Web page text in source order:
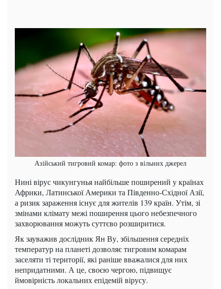
Азійський тигровий комар: фото з вільних джерел
Нині вірус чикунгунья найбільше поширений у країнах
Африки, Латинської Америки та Південно-Східної Азії,
а ризик зараження існує для жителів 139 країн. Утім, зі
змінами клімату межі поширення цього небезпечного
захворювання можуть суттєво розширитися.
Як зауважив дослідник Ян Ву, збільшення середніх
температур на планеті дозволяє тигровим комарам
заселяти ті території, які раніше вважалися для них
непридатними. А це, своєю чергою, підвищує
ймовірність локальних епідемій вірусу.